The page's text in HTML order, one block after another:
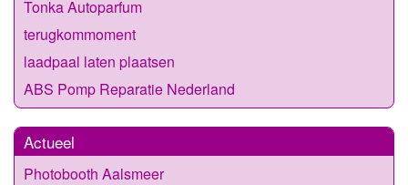
Tonka Autoparfum
terugkommoment
laadpaal laten plaatsen
ABS Pomp Reparatie Nederland
Actueel
Photobooth Aalsmeer